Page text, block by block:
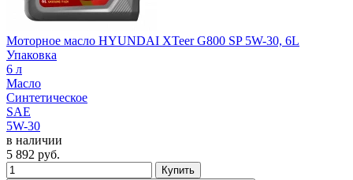
Моторное масло HYUNDAI XTeer G800 SP 5W-30, 6L
Упаковка
6 л
Масло
Синтетическое
SAE
5W-30
в наличии
5 892 руб.
Купить